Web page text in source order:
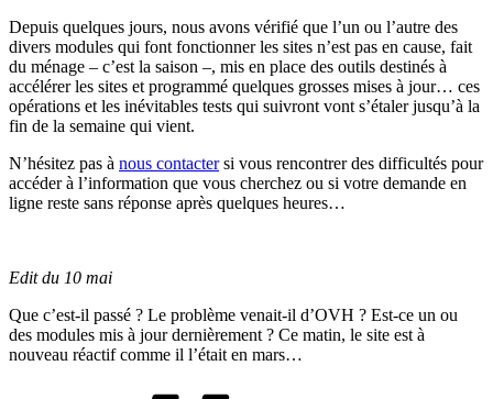
Depuis quelques jours, nous avons vérifié que l’un ou l’autre des
divers modules qui font fonctionner les sites n’est pas en cause, fait
du ménage – c’est la saison –, mis en place des outils destinés à
accélérer les sites et programmé quelques grosses mises à jour… ces
opérations et les inévitables tests qui suivront vont s’étaler jusqu’à la
fin de la semaine qui vient.
N’hésitez pas à nous contactersi vous rencontrer des difficultés pour
accéder à l’information que vous cherchez ou si votre demande en
ligne reste sans réponse après quelques heures…
Edit du 10 mai
Que c’est-il passé ? Le problème venait-il d’OVH ? Est-ce un ou
des modules mis à jour dernièrement ? Ce matin, le site est à
nouveau réactif comme il l’était en mars…